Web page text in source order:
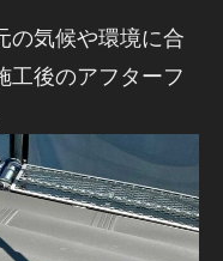
の気候や環境に合
工後のアフターフ